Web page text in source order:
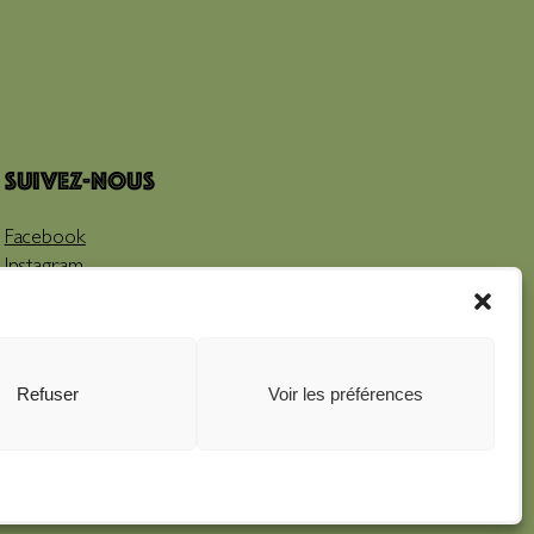
Refuser Voir les préférences
Suivez-nous
Facebook
Instagram